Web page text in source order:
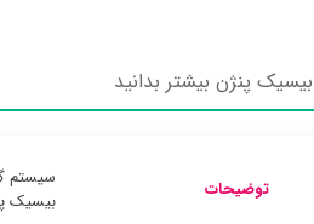
پنژن بیشتر بدانید
توضیحات
سیستم
بیسیک